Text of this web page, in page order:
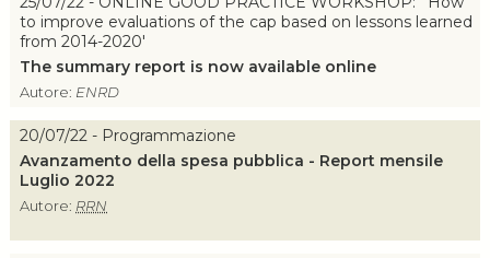
to improve evaluations of the cap based on lessons learned
from 2014-2020'
The summary report is now available online
Autore: ENRD
20/07/22 - Programmazione
Avanzamento della spesa pubblica - Report mensile
Luglio 2022
Autore: RRN